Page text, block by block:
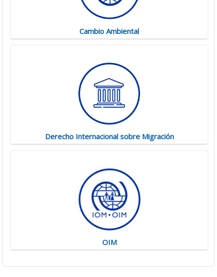
Cambio Ambiental
Derecho Internacional sobre Migración
OIM